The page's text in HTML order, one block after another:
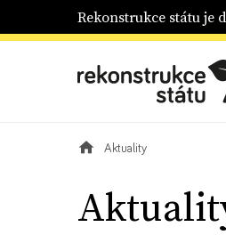
Rekonstrukce státu je
Aktuality